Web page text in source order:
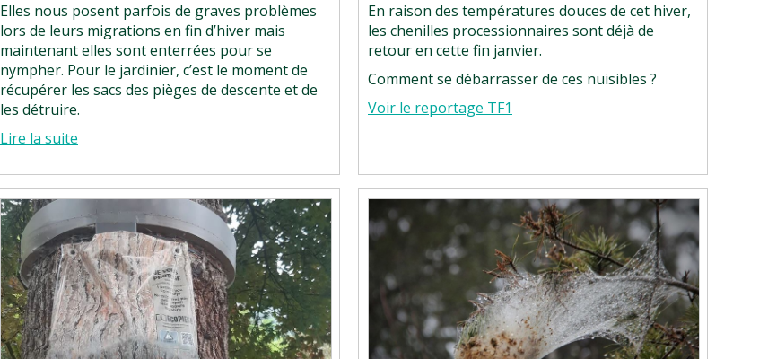
Elles nous posent parfois de graves problèmes
lors de leurs migrations en fin d’hiver mais
maintenant elles sont enterrées pour se
nympher. Pour le jardinier, c’est le moment de
récupérer les sacs des pièges de descente et de
les détruire.
Lire la suite
En raison des températures douces de cet hiver,
les chenilles processionnaires sont déjà de
retour en cette fin janvier.
Comment se débarrasser de ces nuisibles ?
Voir le reportage TF1